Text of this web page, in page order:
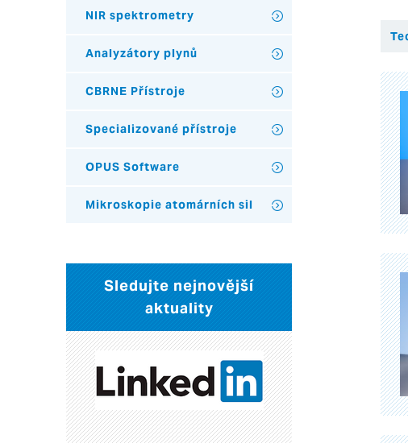
NIR spektrometry
Analyzátory plynů
CBRNE Přístroje
Specializované přístroje
OPUS Software
Mikroskopie atomárních sil
Sledujte nejnovější
aktuality